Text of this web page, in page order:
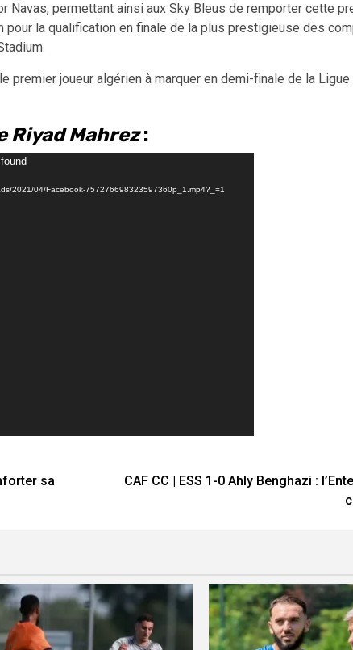
Navas, permettant ainsi aux Sky Bleus de remporter cette
pour la qualification en finale de la plus prestigieuse des
premier joueur algérien à marquer en demi-finale de la
Riyad Mahrez:
2021/04/Facebook-757276698323597360p_1.mp4?_=1
sa
CAF CC | ESS 1-0 Ahly Benghazi :